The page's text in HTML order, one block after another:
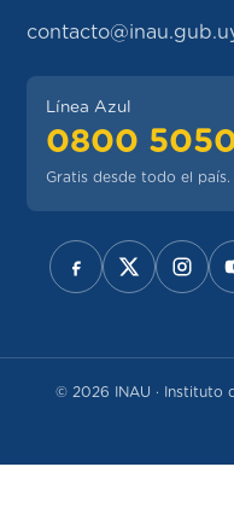
Línea Azul
0800
Gratis desde todo el
REDES SOCIALES
© 2026 INAU · Instituto